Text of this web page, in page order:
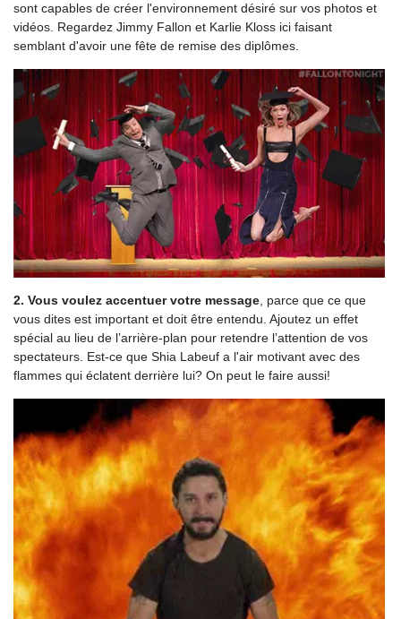
sont capables de créer l'environnement désiré sur vos photos et
vidéos. Regardez Jimmy Fallon et Karlie Kloss ici faisant
semblant d'avoir une fête de remise des diplômes.
2. Vous voulez accentuer votre message, parce que ce que
vous dites est important et doit être entendu. Ajoutez un effet
spécial au lieu de l’arrière-plan pour retendre l’attention de vos
spectateurs. Est-ce que Shia Labeuf a l'air motivant avec des
flammes qui éclatent derrière lui? On peut le faire aussi!